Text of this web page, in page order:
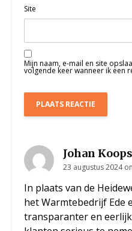
Site
Mijn naam, e-mail en site
volgende keer wanneer ik een
Johan Koops
23 augustus 2024
In plaats van de
het Warmtebedrijf Ede
transparanter en